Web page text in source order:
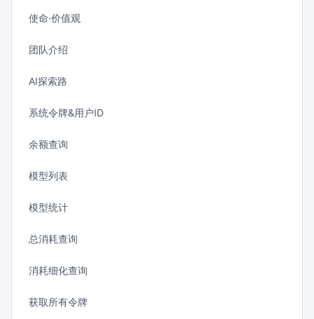
使命·价值观
团队介绍
AI探索路
系统令牌&用户ID
余额查询
模型列表
模型统计
总消耗查询
消耗细化查询
获取所有令牌